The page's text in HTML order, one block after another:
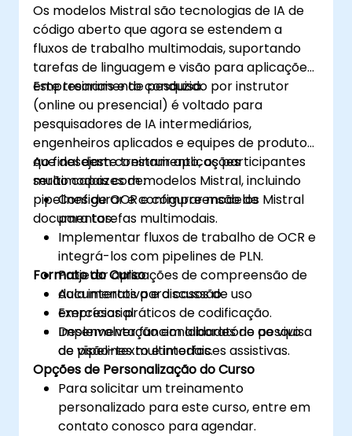
Os modelos Mistral são tecnologias de IA de
código aberto que agora se estendem a
fluxos de trabalho multimodais, suportando
tarefas de linguagem e visão para aplicações
empresariais e de pesquisa.
Este treinamento conduzido por instrutor
(online ou presencial) é voltado para
pesquisadores de IA intermediários,
engenheiros aplicados e equipes de produtos
que desejam construir aplicações
multimodais com modelos Mistral, incluindo
pipelines de OCR e compreensão de
documentos.
Ao final deste treinamento, os participantes
serão capazes de:
Configurar e configurar modelos Mistral
para tarefas multimodais.
Implementar fluxos de trabalho de OCR e
integrá-los com pipelines de PLN.
Projetar aplicações de compreensão de
documentos para casos de uso
empresarial.
Desenvolver funcionalidades de pesquisa
de visão-texto e interfaces assistivas.
Formato do Curso
Aula interativa e discussão.
Exercícios práticos de codificação.
Implementação em laboratório ao vivo
de pipelines multimodais.
Opções de Personalização do Curso
Para solicitar um treinamento
personalizado para este curso, entre em
contato conosco para agendar.